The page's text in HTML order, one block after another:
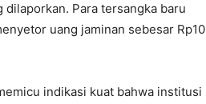
Para tersangka baru
uang jaminan sebesar Rp10
indikasi kuat bahwa institusi